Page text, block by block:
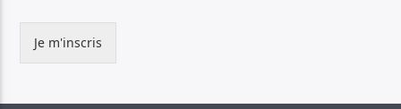
Je m'inscris